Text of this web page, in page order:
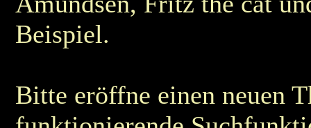
Beispiel.
Bitte eröffne einen neuen